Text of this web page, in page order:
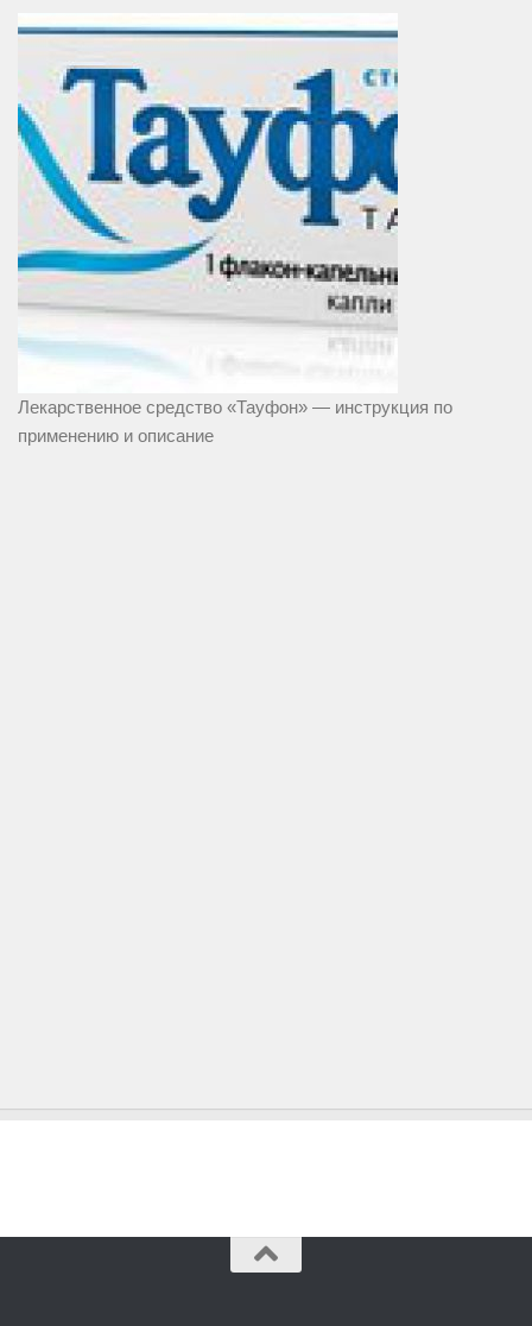
Лекарственное средство «Тауфон» — инструкция по
применению и описание